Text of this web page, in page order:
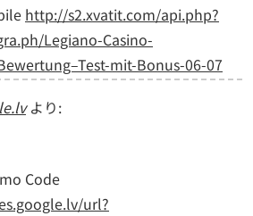
http://s2.xvatit.com/api.php?
Legiano-Casino-
mit-Bonus-06-07
より:
Code
url?